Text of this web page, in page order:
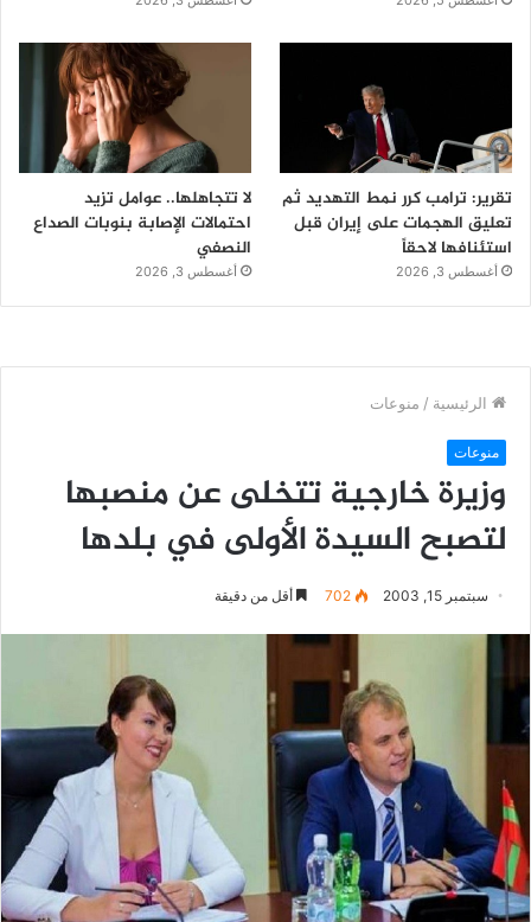
تقرير: ترامب كرر نمط التهديد ثم
تعليق الهجمات على إيران قبل
استئنافها لاحقاً
أغسطس 3, 2026
لا تتجاهلها.. عوامل تزيد
احتمالات الإصابة بنوبات الصداع
النصفي
أغسطس 3, 2026